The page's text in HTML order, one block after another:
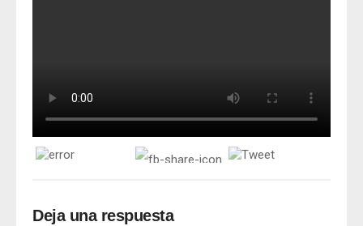
Deja una respuesta